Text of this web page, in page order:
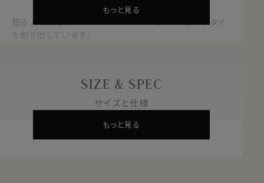
知る人ぞ知るジャパンメイドのハイクオリティなネクタイ
を創り出しています。
●歴史とデザイン
200年の織物資料をもとに、時代に合ったデザインを提
他ブランドからのデザイン依頼も多く、優れた品質が世界
的に認められています。
もっと見る
SIZE & SPEC
サイズと仕様
もっと見る